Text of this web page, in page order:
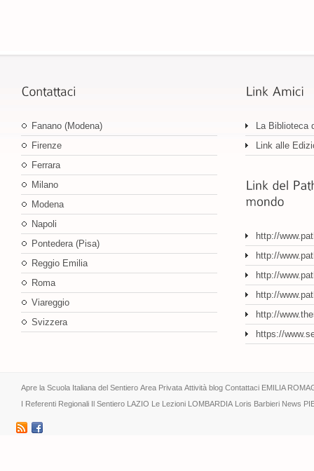
Fanano (Modena)
Firenze
Ferrara
Milano
Modena
Napoli
Pontedera (Pisa)
Reggio Emilia
Roma
Viareggio
Svizzera
La Biblioteca
Link alle
http://
http://
http://
http://
http://
https://
Apre la Scuola Italiana del Sentiero Area Privata Attività blog Contattaci EMILIA
I Referenti Regionali Il Sentiero LAZIO Le Lezioni LOMBARDIA Loris Barbieri News